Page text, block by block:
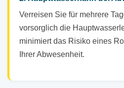
Verreisen Sie für mehrere
vorsorglich die
minimiert das Risiko eines
Ihrer Abwesenheit.